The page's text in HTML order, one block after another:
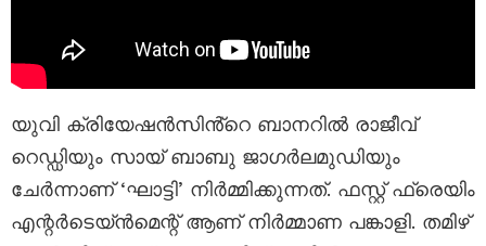
യുവി ക്രിയേഷൻസിൻ്റെ ബാനറിൽ രാജീവ്
റെഡ്ഡിയും സായ് ബാബു ജാഗർലമുഡിയും
ചേർന്നാണ് ‘ഘാട്ടി’ നിർമ്മിക്കുന്നത്. ഫസ്റ്റ് ഫ്രെയിം
എന്റർടെയ്ൻമെന്റ് ആണ് നിർമ്മാണ പങ്കാളി. തമിഴ്